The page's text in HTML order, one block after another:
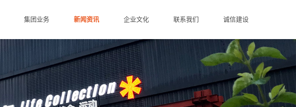
集团业务 新闻资讯 企业文化 联系我们 诚信建设